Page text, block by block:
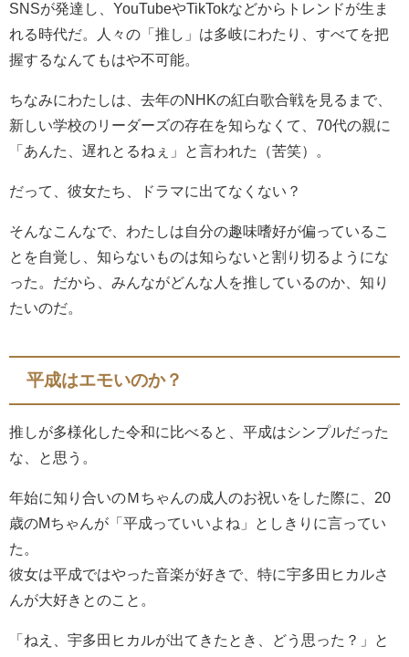
SNSが発達し、YouTubeやTikTokなどからトレンドが生ま
れる時代だ。人々の「推し」は多岐にわたり、すべてを把
握するなんてもはや不可能。
ちなみにわたしは、去年のNHKの紅白歌合戦を見るまで、
新しい学校のリーダーズの存在を知らなくて、70代の親に
「あんた、遅れとるねぇ」と言われた（苦笑）。
だって、彼女たち、ドラマに出てなくない？
そんなこんなで、わたしは自分の趣味嗜好が偏っているこ
とを自覚し、知らないものは知らないと割り切るようにな
った。だから、みんながどんな人を推しているのか、知り
たいのだ。
平成はエモいのか？
推しが多様化した令和に比べると、平成はシンプルだった
な、と思う。
年始に知り合いのＭちゃんの成人のお祝いをした際に、20
歳のMちゃんが「平成っていいよね」としきりに言ってい
た。
彼女は平成ではやった音楽が好きで、特に宇多田ヒカルさ
んが大好きとのこと。
「ねえ、宇多田ヒカルが出てきたとき、どう思った？」と